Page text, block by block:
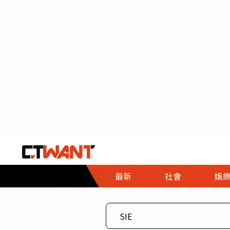
::: 最新 社會
社會首頁
時事
娛樂
娛樂首頁
即時
專題
財經首頁
熱線
３Ｃ
政